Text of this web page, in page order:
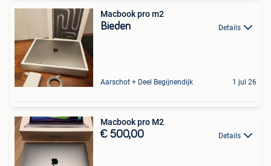
Macbook pro m2
Bieden Details
Aarschot + Deel Begijnendijk 1 jul 26
Macbook pro M2
€ 500,00 Details